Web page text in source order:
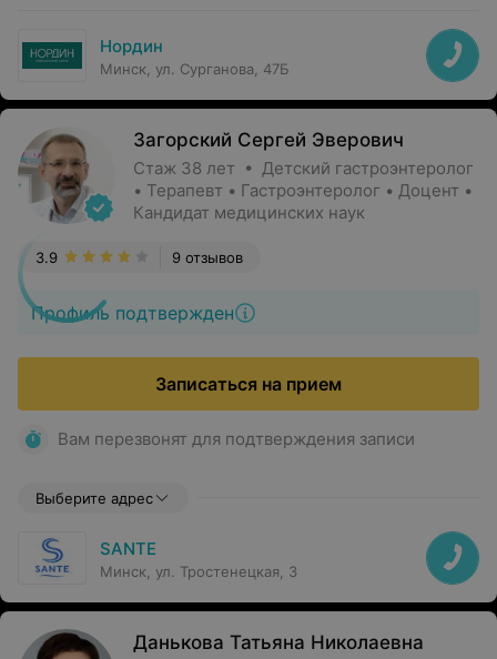
Нордин
Минск, ул. Сурганова, 47Б
Загорский Сергей Эверович
Стаж 38 лет • Детский гастроэнтеролог
• Терапевт • Гастроэнтеролог • Доцент •
Кандидат медицинских наук
Профиль подтвержден
9 отзывов
3.9
Записаться на прием
Вам перезвонят для подтверждения записи
Выберите адрес
SANTE
Минск, ул. Тростенецкая, 3
Данькова Татьяна Николаевна